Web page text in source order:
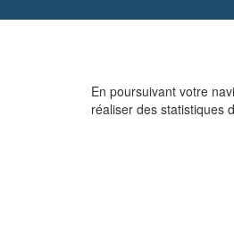
En poursuivant votre
réaliser des statistiques